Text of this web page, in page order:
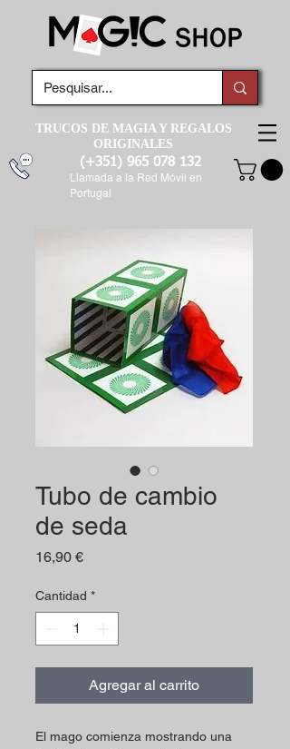
TRUCOS DE MAGIA Y REGALOS
ORIGINALES
(+351) 965 078 132
Llamada a la Red Móvil en
Portugal
Tubo de cambio
de seda
16,90 €Precio
Cantidad *
Agregar al carrito
El mago comienza mostrando una